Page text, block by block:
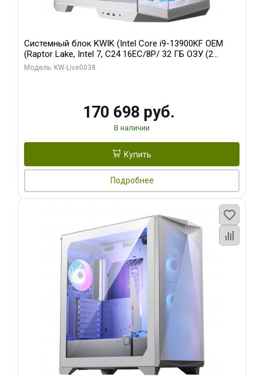
Системный блок KWIK (Intel Core i9-13900KF OEM
(Raptor Lake, Intel 7, C24 16EC/8P/ 32 ГБ ОЗУ (2
модуля)/ Gigabyte RX9070XT GAMING OC 16GB GDDR6
Модель: KW-Live0038
170 698 руб.
В наличии
Купить
Подробнее